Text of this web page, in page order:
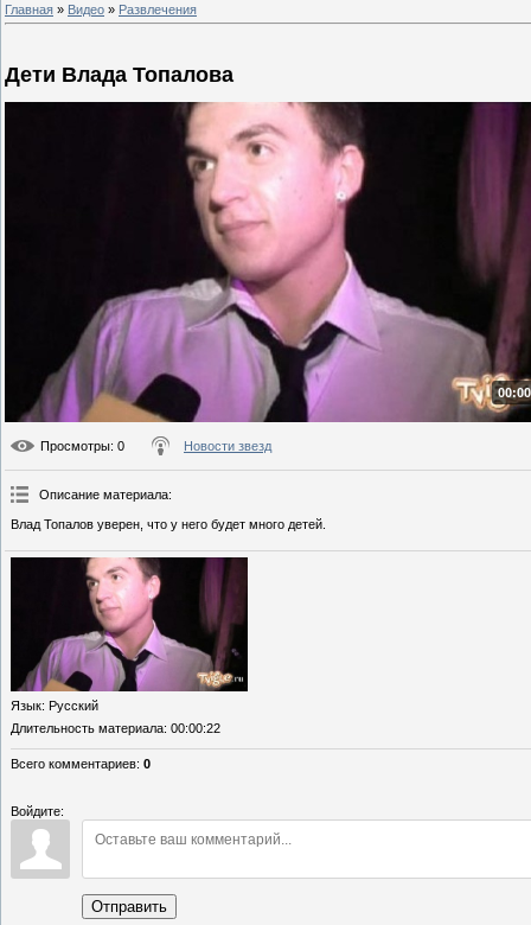
Главная » Видео » Развлечения
Дети Влада Топалова
Просмотры: 0 Новости звезд
Описание материала:
Влад Топалов уверен, что у него будет много детей.
Язык: Русский
Длительность материала: 00:00:22
Всего комментариев: 0
Войдите:
Отправить